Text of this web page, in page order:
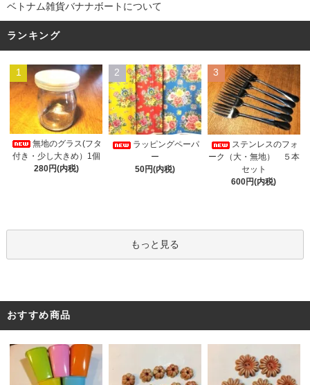
ベトナム雑貨バナナボートについて
ランキング
1
無地のグラス(フタ
付き・少し大きめ）1個
280円(内税)
2
ラッピングペーパ
ー
50円(内税)
3
ステンレスのフォ
ーク（大・無地） ５本
セット
600円(内税)
もっと見る
おすすめ商品